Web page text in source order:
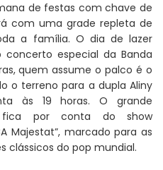
de festas com chave de
com uma grade repleta de
a família. O dia de lazer
especial da Banda
quem assume o palco é o
o terreno para a dupla Aliny
às 19 horas. O grande
fica por conta do show
Majestat”, marcado para as
clássicos do pop mundial.